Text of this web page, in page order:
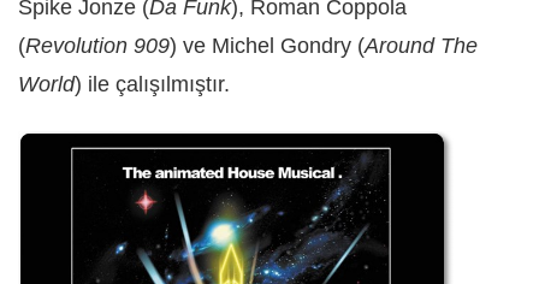
Spike Jonze (Da Funk), Roman Coppola
(Revolution 909) ve Michel Gondry (Around The
World) ile çalışılmıştır.